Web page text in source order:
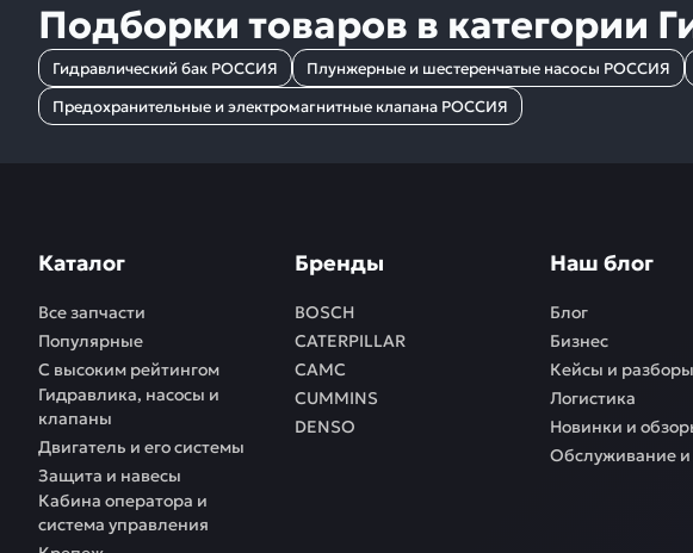
Подборки товаров в категории
Гидравлический бак РОССИЯ Плунжерные и шестеренчатые насосы РОССИЯ
Предохранительные и электромагнитные клапана РОССИЯ
Каталог
Все запчасти
Популярные
С высоким рейтингом
Гидравлика, насосы и
клапаны
Двигатель и его системы
Защита и навесы
Кабина оператора и
система управления
Бренды
BOSCH
CATERPILLAR
CAMC
CUMMINS
DENSO
Наш блог
Блог
Бизнес
Кейсы и разборы
Логистика
Новинки и
Обслуживание